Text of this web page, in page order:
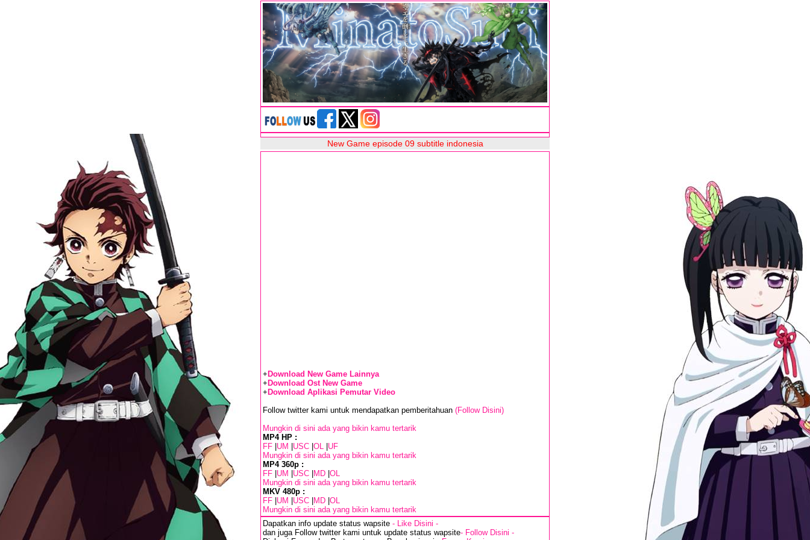
New Game episode 09 subtitle indonesia
+ Download New Game Lainnya
+ Download Ost New Game
+ Download Aplikasi Pemutar Video
Follow twitter kami untuk mendapatkan pemberitahuan (Follow Disini)
Mungkin di sini ada yang bikin kamu tertarik
MP4 HP :
FF UM USC OL UF
Mungkin di sini ada yang bikin kamu tertarik
MP4 360p :
FF UM USC MD OL
Mungkin di sini ada yang bikin kamu tertarik
MKV 480p :
FF UM USC MD OL
Mungkin di sini ada yang bikin kamu tertarik
Dapatkan info update status wapsite - Like Disini -
dan juga Follow twitter kami untuk update status wapsite- Follow Disini -